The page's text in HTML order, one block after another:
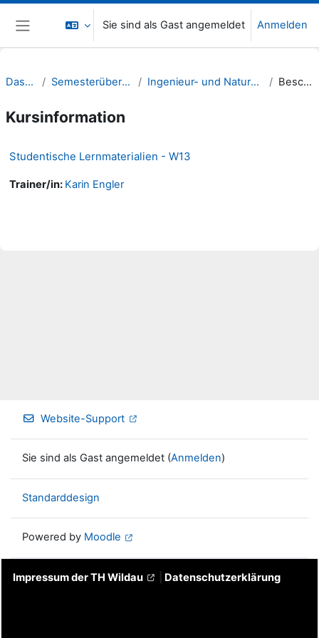
Zum Hauptinhalt
Website-Übersicht
Sie sind als Gast angemeldet Anmelden
Dashboard Semesterübergreifende Kurse Ingenieur- und Naturwissenschaften (INW) Beschreibung
Kursinformation
Studentische Lernmaterialien - W13
Trainer/in: Karin Engler
Website-Support
Sie sind als Gast angemeldet (Anmelden)
Standarddesign
Powered by Moodle
Impressum der TH Wildau Datenschutzerklärung